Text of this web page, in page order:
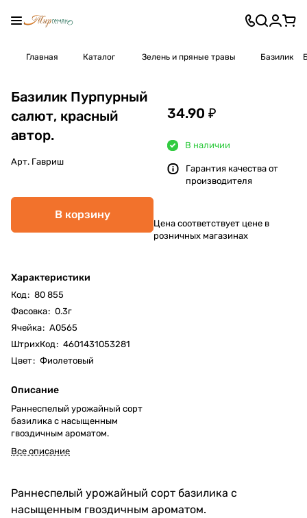
Главная Каталог Зелень и пряные травы Базилик
Базилик Пурпурный
салют, красный
автор.
Арт. Гавриш
В корзину
Характеристики
Код: 80 855
Фасовка: 0.3г
Ячейка: А0565
ШтрихКод: 4601431053281
Цвет: Фиолетовый
Описание
Раннеспелый урожайный сорт
базилика с насыщенным
гвоздичным ароматом.
Все описание
34.90 ₽
В наличии
Гарантия качества от
производителя
Цена соответствует цене в
розничных магазинах
Раннеспелый урожайный сорт базилика с
насыщенным гвоздичным ароматом.